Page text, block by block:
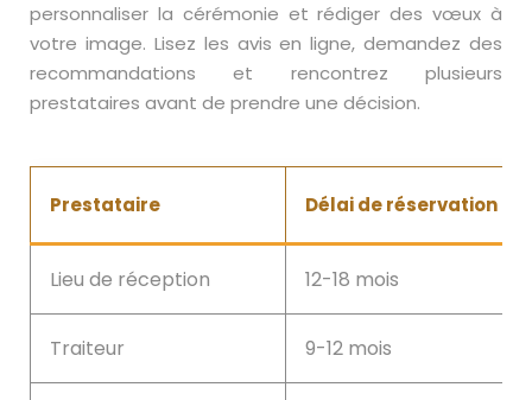
personnaliser la cérémonie et rédiger des vœux à
votre image. Lisez les avis en ligne, demandez des
recommandations et rencontrez plusieurs
prestataires avant de prendre une décision.
Prestataire Délai de réservation
Lieu de réception 12-18 mois
Traiteur 9-12 mois